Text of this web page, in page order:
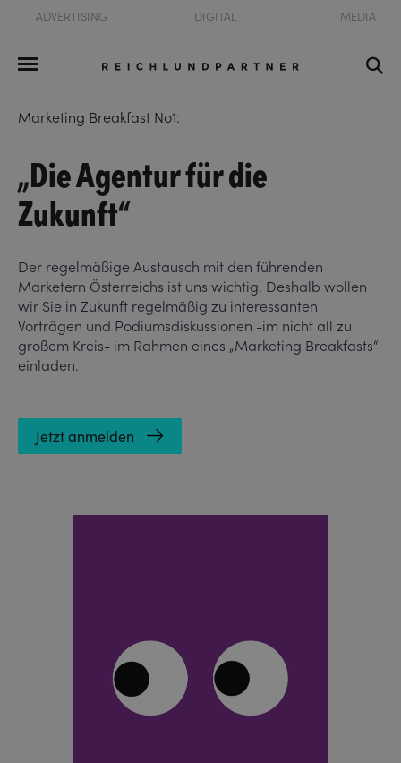
ADVERTISING DIGITAL MEDIA
Marketing Breakfast No1:
„Die Agentur für die
Zukunft“
Der regelmäßige Austausch mit den führenden
Marketern Österreichs ist uns wichtig. Deshalb wollen
wir Sie in Zukunft regelmäßig zu interessanten
Vorträgen und Podiumsdiskussionen -im nicht all zu
großem Kreis- im Rahmen eines „Marketing Breakfasts“
einladen.
Jetzt anmelden